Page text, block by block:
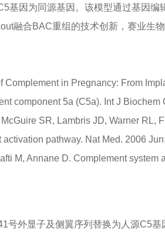
基因为同源基因。该模型通过基因
融合BAC重组的技术创新，赛业
in Pregnancy: From
component 5a (C5a). Int J
SR, Lambris JD, Warner
pathway. Nat Med. 2006
M, Annane D. Complement
号外显子及侧翼序列替换为人源C5